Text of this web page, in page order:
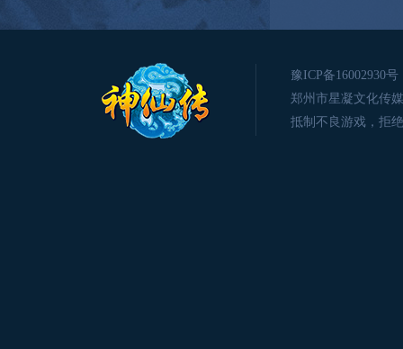
豫ICP备16002930号
郑州市星凝文化传
抵制不良游戏，拒